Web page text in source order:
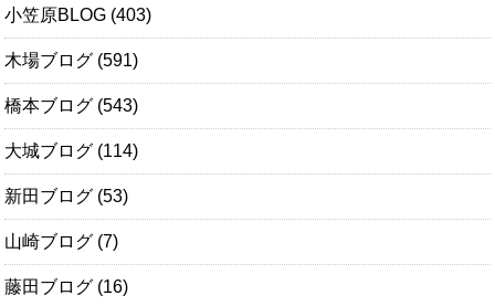
小笠原BLOG (403)
木場ブログ (591)
橋本ブログ (543)
大城ブログ (114)
新田ブログ (53)
山崎ブログ (7)
藤田ブログ (16)